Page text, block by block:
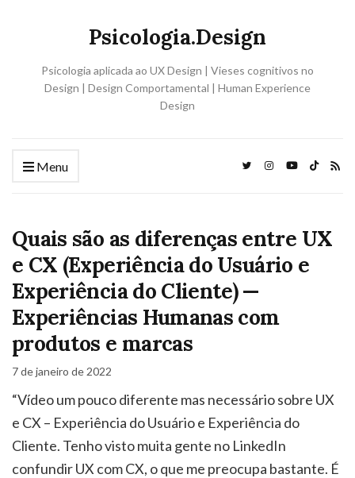
Psicologia.Design
Psicologia aplicada ao UX Design | Vieses cognitivos no
Design | Design Comportamental | Human Experience
Design
Menu
Quais são as diferenças entre UX
e CX (Experiência do Usuário e
Experiência do Cliente) —
Experiências Humanas com
produtos e marcas
7 de janeiro de 2022
“Vídeo um pouco diferente mas necessário sobre UX
e CX – Experiência do Usuário e Experiência do
Cliente. Tenho visto muita gente no LinkedIn
confundir UX com CX, o que me preocupa bastante. É